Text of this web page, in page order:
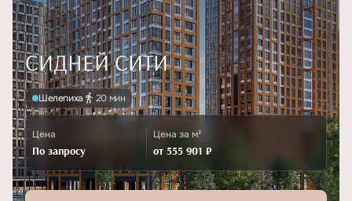
СИДНЕЙ СИТИ
Шелепиха 20 мин
Цена
По запросу
Цена за м²
от 555 901 ₽